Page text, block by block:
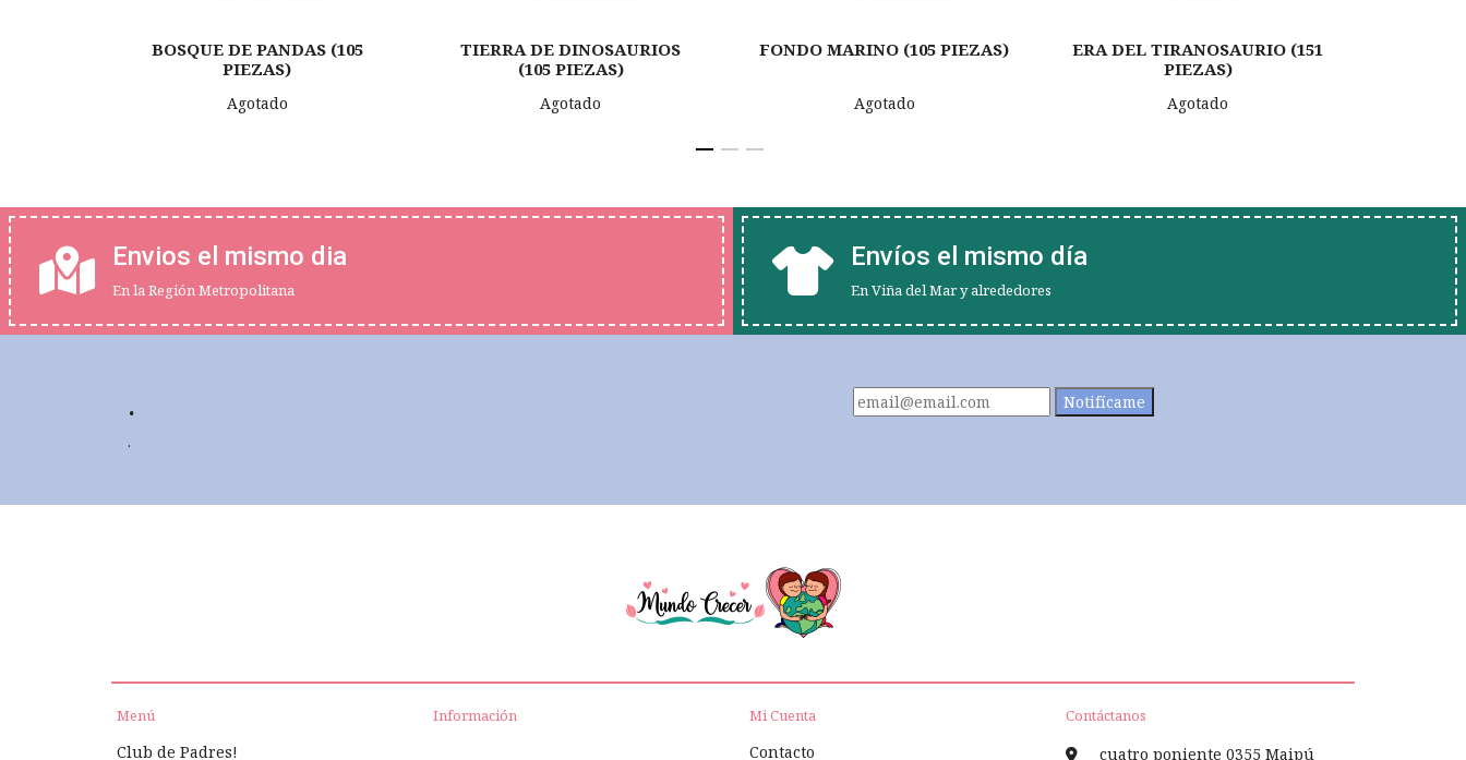
BOSQUE DE PANDAS (105
PIEZAS)
Agotado
TIERRA DE DINOSAURIOS
(105 PIEZAS)
Agotado
FONDO MARINO (105 PIEZAS)
Agotado
ERA DEL TIRANOSAURIO (151
PIEZAS)
Agotado
Envios el mismo dia
En la Región Metropolitana
Envíos el mismo día
En Viña del Mar y alrededores
.
.
Notifícame
Menú
Club de Padres!
Información Mi Cuenta
Contacto
Contáctanos
cuatro poniente 0355 Maipú